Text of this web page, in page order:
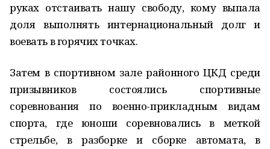
руках отстаивать нашу свободу, кому выпала
доля выполнять интернациональный долг и
воевать в горячих точках.
Затем в спортивном зале районного ЦКД среди
призывников состоялись спортивные
соревнования по военно-прикладным видам
спорта, где юноши соревновались в меткой
стрельбе, в разборке и сборке автомата, в